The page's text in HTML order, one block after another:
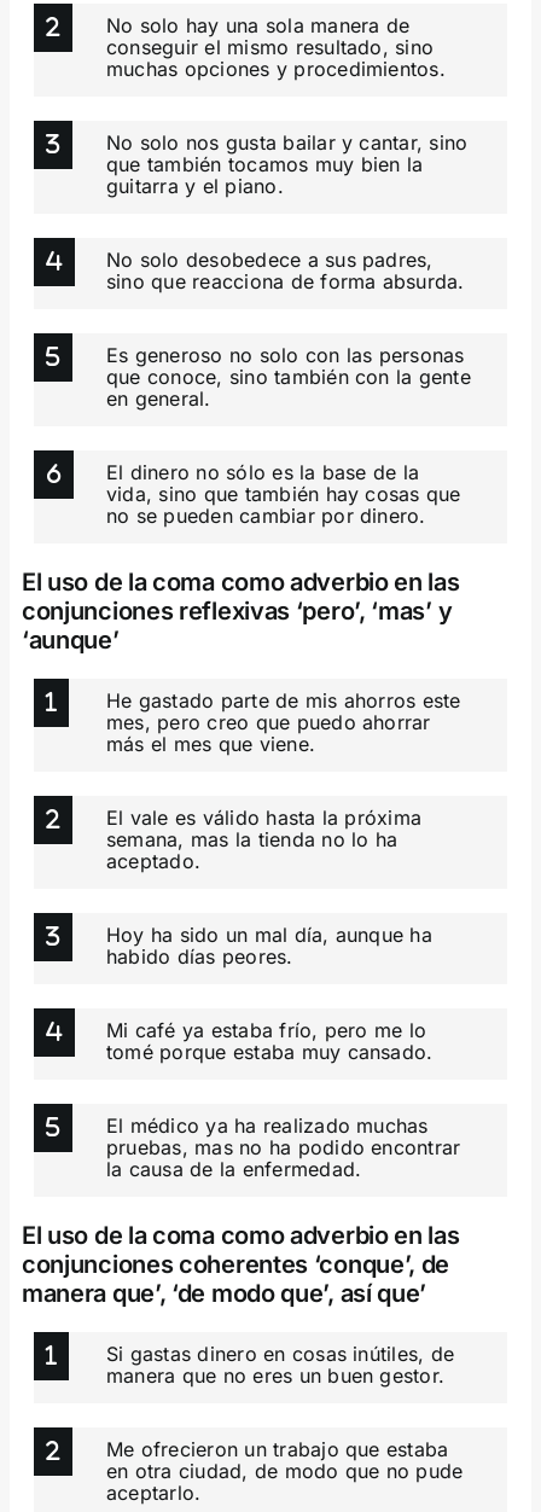
No solo hay una sola manera de
conseguir el mismo resultado, sino
muchas opciones y procedimientos.
No solo nos gusta bailar y cantar, sino
que también tocamos muy bien la
guitarra y el piano.
No solo desobedece a sus padres,
sino que reacciona de forma absurda.
Es generoso no solo con las personas
que conoce, sino también con la gente
en general.
El dinero no sólo es la base de la
vida, sino que también hay cosas que
no se pueden cambiar por dinero.
El uso de la coma como adverbio en las
conjunciones reflexivas ‘pero’, ‘mas’ y
‘aunque’
He gastado parte de mis ahorros este
mes, pero creo que puedo ahorrar
más el mes que viene.
El vale es válido hasta la próxima
semana, mas la tienda no lo ha
aceptado.
Hoy ha sido un mal día, aunque ha
habido días peores.
Mi café ya estaba frío, pero me lo
tomé porque estaba muy cansado.
El médico ya ha realizado muchas
pruebas, mas no ha podido encontrar
la causa de la enfermedad.
El uso de la coma como adverbio en las
conjunciones coherentes ‘conque’, de
manera que’, ‘de modo que’, así que’
Si gastas dinero en cosas inútiles, de
manera que no eres un buen gestor.
Me ofrecieron un trabajo que estaba
en otra ciudad, de modo que no pude
aceptarlo.